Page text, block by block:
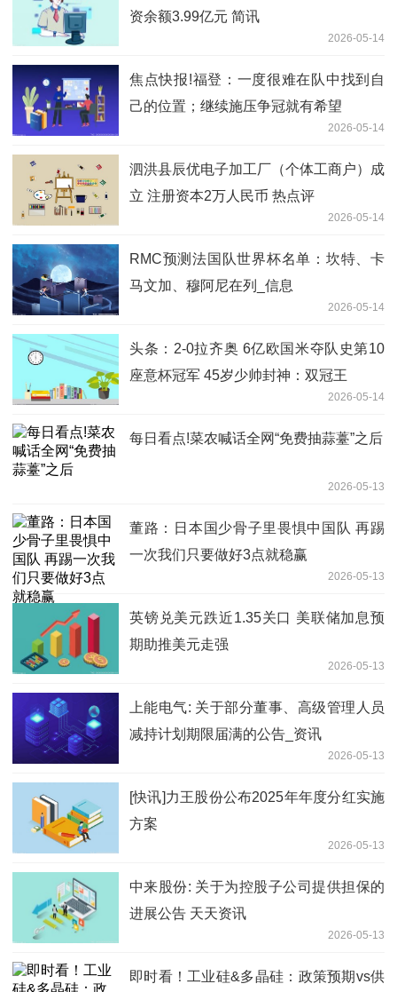
资余额3.99亿元 简讯
2026-05-14
焦点快报!福登：一度很难在队中找到自
己的位置；继续施压争冠就有希望
2026-05-14
泗洪县辰优电子加工厂（个体工商户）成
立 注册资本2万人民币 热点评
2026-05-14
RMC预测法国队世界杯名单：坎特、卡
马文加、穆阿尼在列_信息
2026-05-14
头条：2-0拉齐奥 6亿欧国米夺队史第10
座意杯冠军 45岁少帅封神：双冠王
2026-05-14
每日看点!菜农喊话全网“免费抽蒜薹”之后
2026-05-13
董路：日本国少骨子里畏惧中国队 再踢
一次我们只要做好3点就稳赢
2026-05-13
英镑兑美元跌近1.35关口 美联储加息预
期助推美元走强
2026-05-13
上能电气: 关于部分董事、高级管理人员
减持计划期限届满的公告_资讯
2026-05-13
[快讯]力王股份公布2025年年度分红实施
方案
2026-05-13
中来股份: 关于为控股子公司提供担保的
进展公告 天天资讯
2026-05-13
即时看！工业硅&多晶硅：政策预期vs供